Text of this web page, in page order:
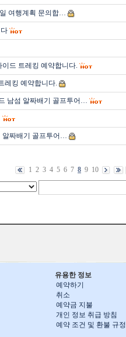
여행계획 문의합…
드 트레킹 예약합니다.
레킹 예약합니다.
남섬 알짜배기 골프투어…
알짜배기 골프투어…
1 2 3 4 5 6 7 8 9 10
유용한 정보
예약하기
취소
예약금 지불
개인 정보 취급 방침
예약 조건 및 환불 규정